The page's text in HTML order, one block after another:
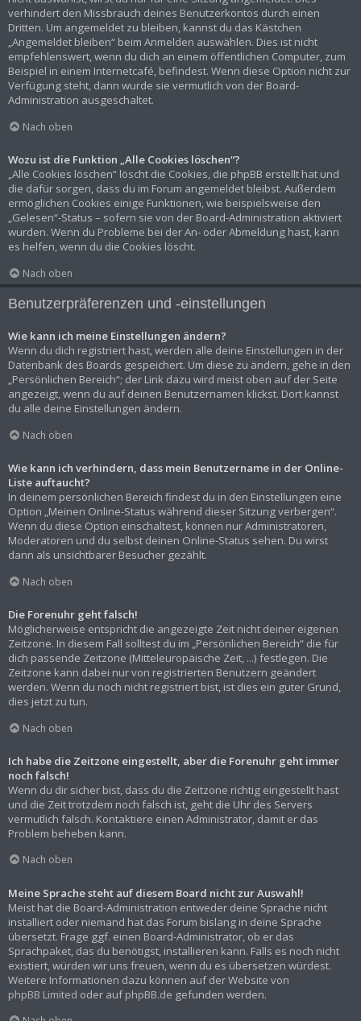
verhindert den Missbrauch deines Benutzerkontos durch einen
Dritten. Um angemeldet zu bleiben, kannst du das Kästchen
„Angemeldet bleiben“ beim Anmelden auswählen. Dies ist nicht
empfehlenswert, wenn du dich an einem öffentlichen Computer, zum
Beispiel in einem Internetcafé, befindest. Wenn diese Option nicht zur
Verfügung steht, dann wurde sie vermutlich von der Board-
Administration ausgeschaltet.
Nach oben
Wozu ist die Funktion „Alle Cookies löschen“?
„Alle Cookies löschen“ löscht die Cookies, die phpBB erstellt hat und
die dafür sorgen, dass du im Forum angemeldet bleibst. Außerdem
ermöglichen Cookies einige Funktionen, wie beispielsweise den
„Gelesen“-Status – sofern sie von der Board-Administration aktiviert
wurden. Wenn du Probleme bei der An- oder Abmeldung hast, kann
es helfen, wenn du die Cookies löscht.
Nach oben
Benutzerpräferenzen und -einstellungen
Wie kann ich meine Einstellungen ändern?
Wenn du dich registriert hast, werden alle deine Einstellungen in der
Datenbank des Boards gespeichert. Um diese zu ändern, gehe in den
„Persönlichen Bereich“; der Link dazu wird meist oben auf der Seite
angezeigt, wenn du auf deinen Benutzernamen klickst. Dort kannst
du alle deine Einstellungen ändern.
Nach oben
Wie kann ich verhindern, dass mein Benutzername in der Online-
Liste auftaucht?
In deinem persönlichen Bereich findest du in den Einstellungen eine
Option „Meinen Online-Status während dieser Sitzung verbergen“.
Wenn du diese Option einschaltest, können nur Administratoren,
Moderatoren und du selbst deinen Online-Status sehen. Du wirst
dann als unsichtbarer Besucher gezählt.
Nach oben
Die Forenuhr geht falsch!
Möglicherweise entspricht die angezeigte Zeit nicht deiner eigenen
Zeitzone. In diesem Fall solltest du im „Persönlichen Bereich“ die für
dich passende Zeitzone (Mitteleuropäische Zeit, ...) festlegen. Die
Zeitzone kann dabei nur von registrierten Benutzern geändert
werden. Wenn du noch nicht registriert bist, ist dies ein guter Grund,
dies jetzt zu tun.
Nach oben
Ich habe die Zeitzone eingestellt, aber die Forenuhr geht immer
noch falsch!
Wenn du dir sicher bist, dass du die Zeitzone richtig eingestellt hast
und die Zeit trotzdem noch falsch ist, geht die Uhr des Servers
vermutlich falsch. Kontaktiere einen Administrator, damit er das
Problem beheben kann.
Nach oben
Meine Sprache steht auf diesem Board nicht zur Auswahl!
Meist hat die Board-Administration entweder deine Sprache nicht
installiert oder niemand hat das Forum bislang in deine Sprache
übersetzt. Frage ggf. einen Board-Administrator, ob er das
Sprachpaket, das du benötigst, installieren kann. Falls es noch nicht
existiert, würden wir uns freuen, wenn du es übersetzen würdest.
Weitere Informationen dazu können auf der Website von
phpBB Limited oder aufphpBB.de gefunden werden.